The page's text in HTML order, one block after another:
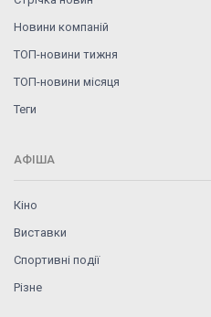
Новини компаній
ТОП-новини тижня
ТОП-новини місяця
Теги
АФІША
Кіно
Виставки
Спортивні події
Різне